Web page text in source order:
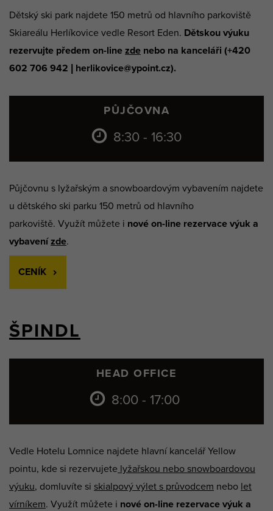
Dětský ski park najdete 150 metrů od hlavního parkoviště
Skiareálu Herlíkovice vedle Resort Eden. Dětskou výuku
rezervujte předem on-line zde nebo na kanceláři (+420
602 706 942 | herlikovice@ypoint.cz).
PŮJČOVNA
8:30 - 16:30
Půjčovnu s lyžařským a snowboardovým vybavením najdete
u dětského ski parku 150 metrů od hlavního
parkoviště. Využít můžete i nové on-line rezervace výuk a
vybavenízde.
CENÍK
ŠPINDL
HEAD OFFICE
8:00 - 17:00
Vedle Hotelu Lomnice najdete hlavní kancelář Yellow
pointu, kde si rezervujete lyžařskou nebo snowboardovou
výuku, domluvíte si skialpový výlet s průvodcem nebo let
vírníkem. Využít můžete i nové on-line rezervace výuk a